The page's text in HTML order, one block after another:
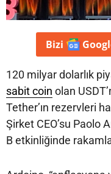
Bizi
120 milyar dolarlık
sabit coin olan
Tether’ın rezervleri
Şirket CEO’su Paolo
B etkinliğinde